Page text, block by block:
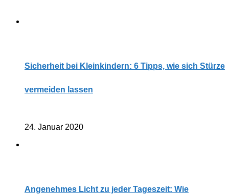
Sicherheit bei Kleinkindern: 6 Tipps, wie sich Stürze
vermeiden lassen
24. Januar 2020
Angenehmes Licht zu jeder Tageszeit: Wie